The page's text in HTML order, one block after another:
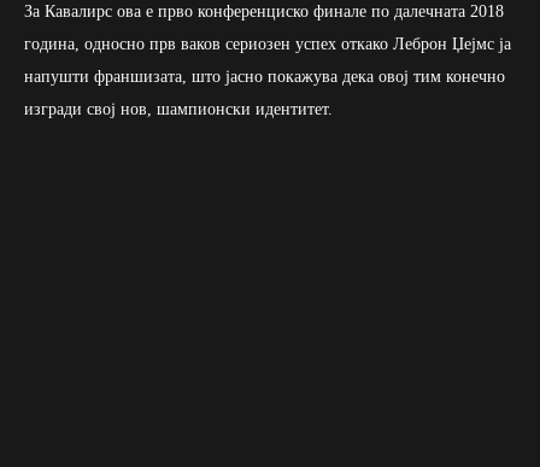
За Кавалирс ова е прво конференциско финале по далечната 2018
година, односно прв ваков сериозен успех откако Леброн Џејмс ја
напушти франшизата, што јасно покажува дека овој тим конечно
изгради свој нов, шампионски идентитет.